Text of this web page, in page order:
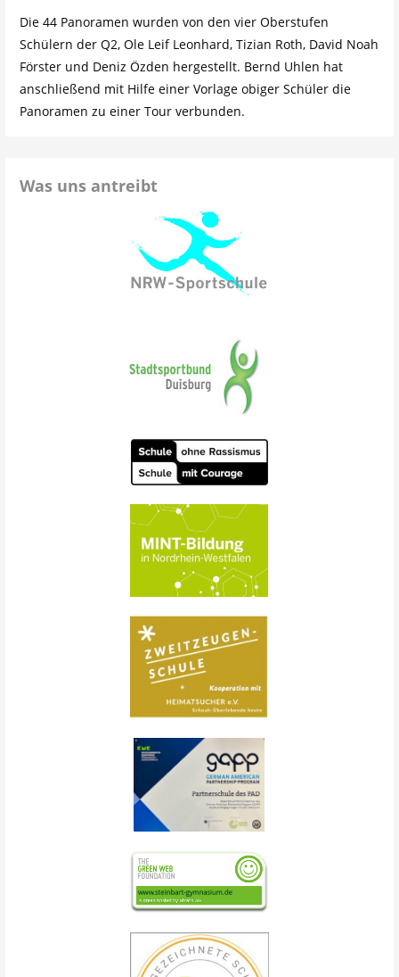
Die 44 Panoramen wurden von den vier Oberstufen
Schülern der Q2, Ole Leif Leonhard, Tizian Roth, David Noah
Förster und Deniz Özden hergestellt. Bernd Uhlen hat
anschließend mit Hilfe einer Vorlage obiger Schüler die
Panoramen zu einer Tour verbunden.
Was uns antreibt